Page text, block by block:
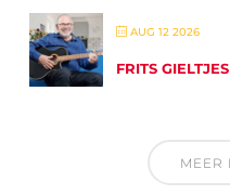
AUG 12 2026
FRITS
MEER